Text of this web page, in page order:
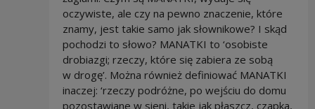
oczywiste, ale czy na pewno znaczenie, które
znamy, jest takie samo jak słownikowe? I skąd
pochodzi to słowo? MANATKI to ‘osobiste
drobiazgi; rzeczy, które się zabiera ze sobą
w drogę’. Można również definiować MANATKI
inaczej: ‘rzeczy podróżne, po wejściu do domu
pozostawiane w sieni, takie jak płaszcz, czapka,